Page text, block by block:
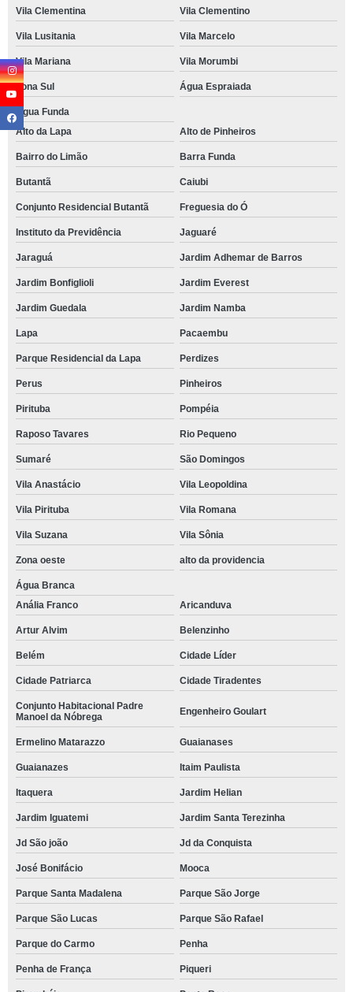
Vila Clementina Vila Clementino
Vila Lusitania Vila Marcelo
Vila Mariana Vila Morumbi
Zona Sul Água Espraiada
Água Funda
Alto da Lapa
Alto de Pinheiros
Bairro do Limão Barra Funda
Butantã Caiubi
Conjunto Residencial Butantã Freguesia do Ó
Instituto da Previdência Jaguaré
Jaraguá Jardim Adhemar de Barros
Jardim Bonfiglioli Jardim Everest
Jardim Guedala Jardim Namba
Lapa Pacaembu
Parque Residencial da Lapa Perdizes
Perus Pinheiros
Pirituba Pompéia
Raposo Tavares Rio Pequeno
Sumaré São Domingos
Vila Anastácio Vila Leopoldina
Vila Pirituba Vila Romana
Vila Suzana Vila Sônia
Zona oeste alto da providencia
Água Branca
Anália Franco
Aricanduva
Artur Alvim Belenzinho
Belém Cidade Líder
Cidade Patriarca Cidade Tiradentes
Conjunto Habitacional Padre
Manoel da Nóbrega
Engenheiro Goulart
Ermelino Matarazzo Guaianases
Guaianazes Itaim Paulista
Itaquera Jardim Helian
Jardim Iguatemi Jardim Santa Terezinha
Jd São joão Jd da Conquista
José Bonifácio Mooca
Parque Santa Madalena Parque São Jorge
Parque São Lucas Parque São Rafael
Parque do Carmo Penha
Penha de França Piqueri